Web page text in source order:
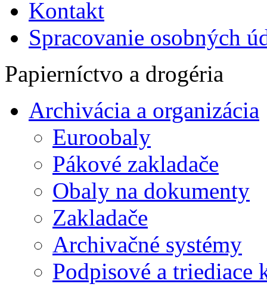
Kontakt
Spracovanie osobných
Papierníctvo a drogéria
Archivácia a organizácia
Euroobaly
Pákové zakladače
Obaly na dokumenty
Zakladače
Archivačné systémy
Podpisové a triediace